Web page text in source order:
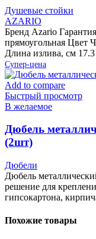
Душевые стойки
AZARIO
Бренд Azario
прямоугольная Цвет
Длина излива, см
Супер-цена
Add to compare
Быстрый просмотр
В желаемое
Дюбель
(2шт)
Дюбели
Дюбель
решение для
гипсокартона,
Похожие товары